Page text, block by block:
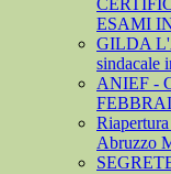
ESAMI
GILDA
sindacale
ANIEF -
Abruzzo